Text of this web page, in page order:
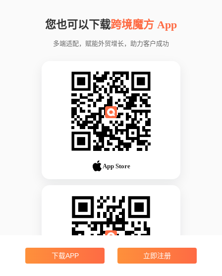
您也可以下载跨境魔方 App
多端适配，赋能外贸增长，助力客户成功
App Store
下载APP 立即注册